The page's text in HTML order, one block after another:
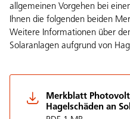
allgemeinen Vorgehen bei
Ihnen die folgenden beiden
Weitere Informationen über
Solaranlagen aufgrund von
Merkblatt
Hagelschäden an